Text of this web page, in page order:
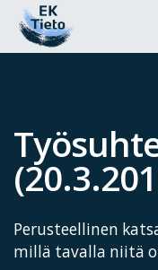
Perusteellinen
millä tavalla niitä